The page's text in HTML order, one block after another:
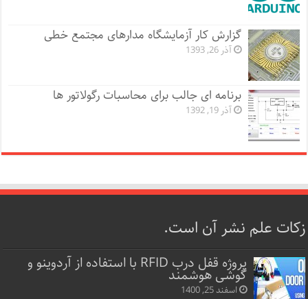
گزارش کار آزمایشگاه مدارهای مجتمع خطی
آذر 26, 1393
برنامه ای جالب برای محاسبات رگولاتور ها
آذر 19, 1392
زکات علم نشر آن است.
پروژه قفل‌ درب RFID با استفاده از آردوینو و
گوشی هوشمند
اسفند 25, 1400